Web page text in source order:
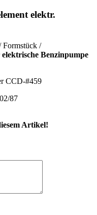
elektr.
Formstück /
Benzinpumpe
CCD-#459
87
Artikel!